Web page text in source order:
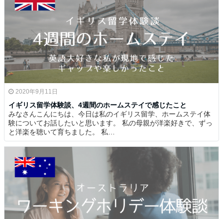
2020年9月11日
イギリス留学体験談、4週間のホームステイで感じたこと
みなさんこんにちは、今日は私のイギリス留学、ホームステイ体
験についてお話したいと思います。 私の母親が洋楽好きで、ずっ
と洋楽を聴いて育ちました。 私…